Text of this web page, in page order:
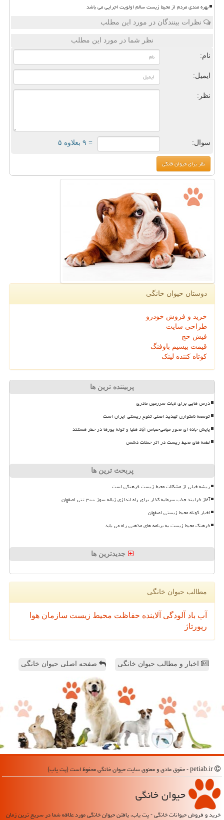
بهره مندی مردم از محیط زیست سالم اولویت اجرایی می باشد
نظرات بینندگان در مورد این مطلب
نظر شما در مورد این مطلب
نام:
ایمیل:
نظر:
سوال: = ۹ بعلاوه ۵
دوستان حیوان خانگی
خرید و فروش خودرو
طراحی سایت
فیش حج
قیمت بیسیم باوفنگ
کوتاه کننده لینک
پربیننده ترین ها
درس هایی برای نجات سرزمین مادری
توسعه نامتوازن تهدید اصلی تنوع زیستی ایران است
پایش جاده ای محور میامی-عباس آباد هلیا و توله یوزها در خطر هستند
لطمه های محیط زیست در اثر حملات دشمن
پربحث ترین ها
ریشه خیلی از مشکلات محیط زیست فرهنگی است
آغاز فرایند جذب سرمایه گذار برای راه اندازی زباله سوز ۳۰۰ تنی اصفهان
اخبار کوتاه محیط زیستی اصفهان
فرهنگ محیط زیست به برنامه های مذهبی راه می یابد
جدیدترین ها
مطالب حیوان خانگی
آب باد آلودگی آلاینده حفاظت محیط زیست سازمان هوا
رپورتاژ
اخبار و مطالب حیوان خانگی صفحه اصلی حیوان خانگی
حیوان خانگی
خرید و فروش حیوانات خانگی - پت یاب، یافتن حیوان خانگی مورد علاقه شما در سریع ترین زمان